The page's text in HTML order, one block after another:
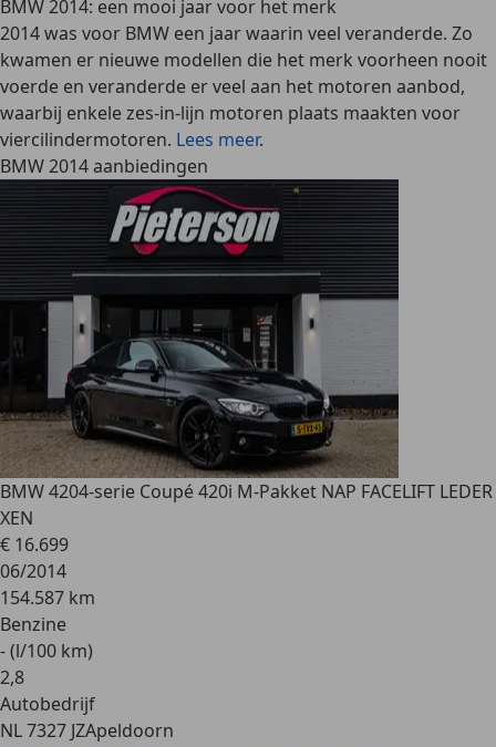
BMW 2014: een mooi jaar voor het merk
2014 was voor BMW een jaar waarin veel veranderde. Zo
kwamen er nieuwe modellen die het merk voorheen nooit
voerde en veranderde er veel aan het motoren aanbod,
waarbij enkele zes-in-lijn motoren plaats maakten voor
viercilindermotoren. Lees meer.
BMW 2014 aanbiedingen
BMW 4204-serie Coupé 420i M-Pakket NAP FACELIFT LEDER
XEN
€ 16.699
06/2014
154.587 km
Benzine
- (l/100 km)
2,8
Autobedrijf
NL 7327 JZApeldoorn